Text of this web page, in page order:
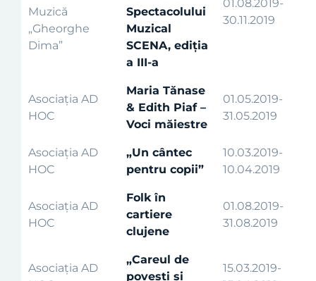
Muzică
„Gheorghe
Dima”
Spectacolului
Muzical
SCENA, ediția
a III-a
01.08.2019-
30.11.2019
Asociația AD
HOC
Maria Tănase
& Edith Piaf –
Voci măiestre
01.05.2019-
31.05.2019
Asociația AD
HOC
„Un cântec
pentru copii”
10.03.2019-
10.04.2019
Asociația AD
HOC
Folk în
cartiere
clujene
01.08.2019-
31.08.2019
Asociația AD
„Careul de
povești și
15.03.2019-